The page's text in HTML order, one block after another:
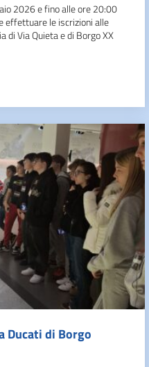
2026 e fino alle ore 20:00
effettuare le iscrizioni alle
di Via Quieta e di Borgo XX
Ducati di Borgo